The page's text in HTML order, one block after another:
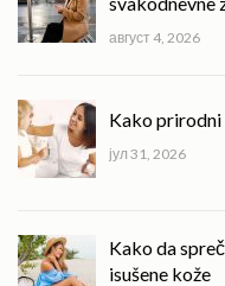
август 4, 2026
Kako
јул 31, 2026
Kako da
isušene kože